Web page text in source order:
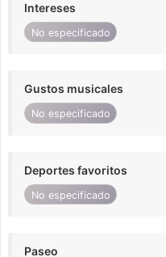
Intereses
No especificado
Gustos musicales
No especificado
Deportes favoritos
No especificado
Paseo